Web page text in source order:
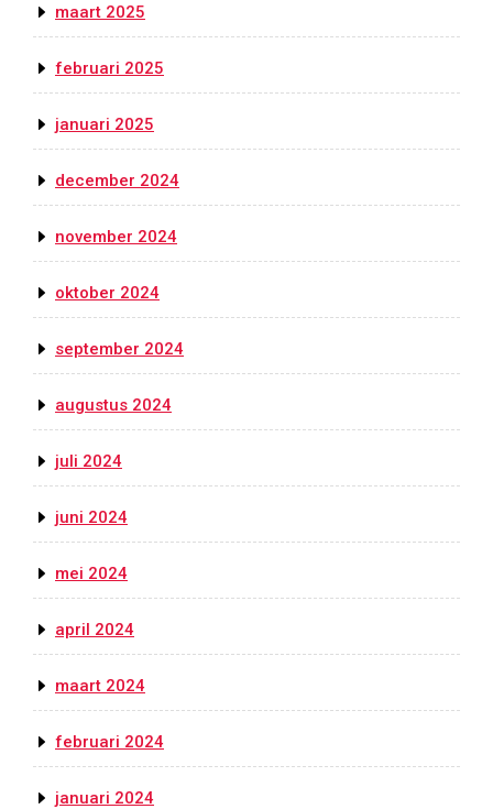
maart 2025
februari 2025
januari 2025
december 2024
november 2024
oktober 2024
september 2024
augustus 2024
juli 2024
juni 2024
mei 2024
april 2024
maart 2024
februari 2024
januari 2024